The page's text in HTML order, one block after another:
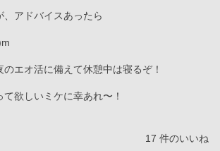
、アドバイスあったら
エオ活に備えて休憩中は寝るぞ！
欲しいミケに幸あれ〜！
17 件のいいね